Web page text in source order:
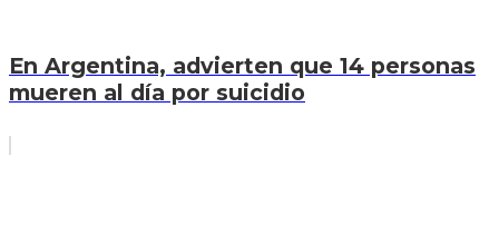
En Argentina, advierten que 14 personas
mueren al día por suicidio